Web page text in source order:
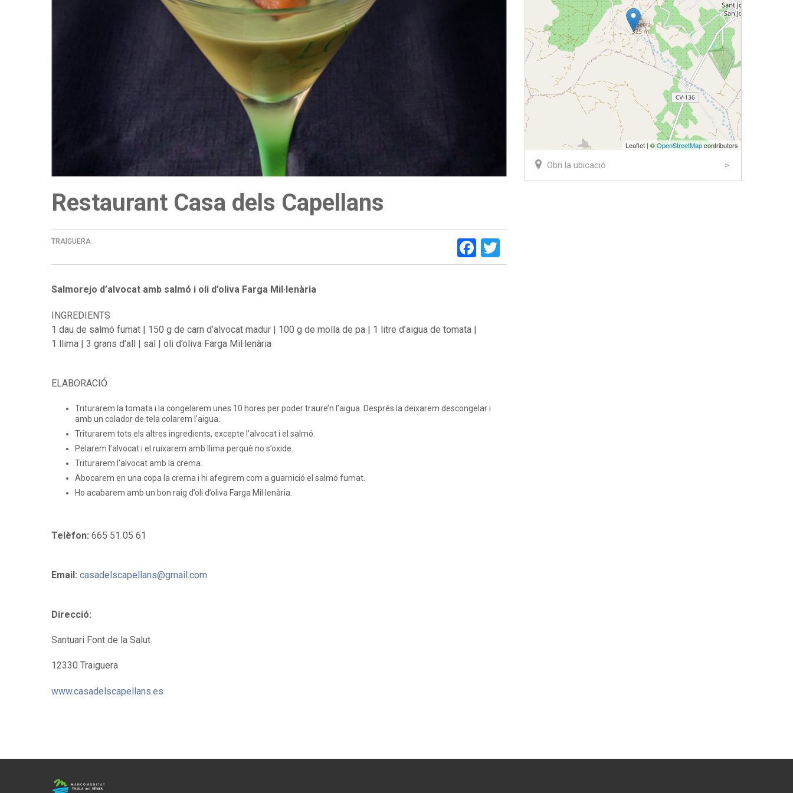
Restaurant Casa dels Capellans
TRAIGUERA Facebook
Salmorejo d’alvocat amb salmó i oli d’oliva Farga Mil·lenària
INGREDIENTS
1 dau de salmó fumat | 150 g de carn d’alvocat madur | 100 g de molla de pa | 1 litre d’aigua de tomata |
1 llima | 3 grans d’all | sal | oli d’oliva Farga Mil·lenària
ELABORACIÓ
Triturarem la tomata i la congelarem unes 10 hores per poder traure’n l’aigua. Després la deixarem descongelar i
amb un colador de tela colarem l’aigua.
Triturarem tots els altres ingredients, excepte l’alvocat i el salmó.
Pelarem l’alvocat i el ruixarem amb llima perquè no s’oxide.
Triturarem l’alvocat amb la crema.
Abocarem en una copa la crema i hi afegirem com a guarnició el salmó fumat.
Ho acabarem amb un bon raig d’oli d’oliva Farga Mil·lenària.
Telèfon: 665 51 05 61
Email: casadelscapellans@gmail.com
Direcció:
Santuari Font de la Salut
12330 Traiguera
www.casadelscapellans.es
Leaflet | ©OpenStreetMapcontributors
Obri la ubicació